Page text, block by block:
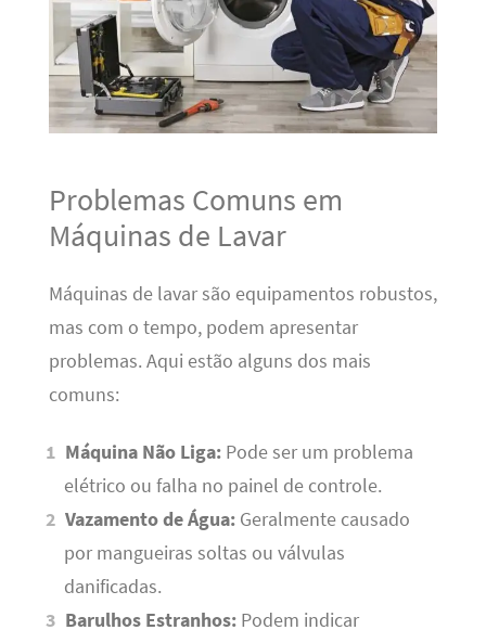
Problemas Comuns em
Máquinas de Lavar
Máquinas de lavar são equipamentos robustos,
mas com o tempo, podem apresentar
problemas. Aqui estão alguns dos mais
comuns:
Máquina Não Liga: Pode ser um problema
elétrico ou falha no painel de controle.
Vazamento de Água: Geralmente causado
por mangueiras soltas ou válvulas
danificadas.
Barulhos Estranhos: Podem indicar